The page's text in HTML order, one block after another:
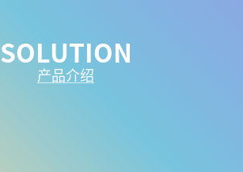
SOLUTION
产品介绍